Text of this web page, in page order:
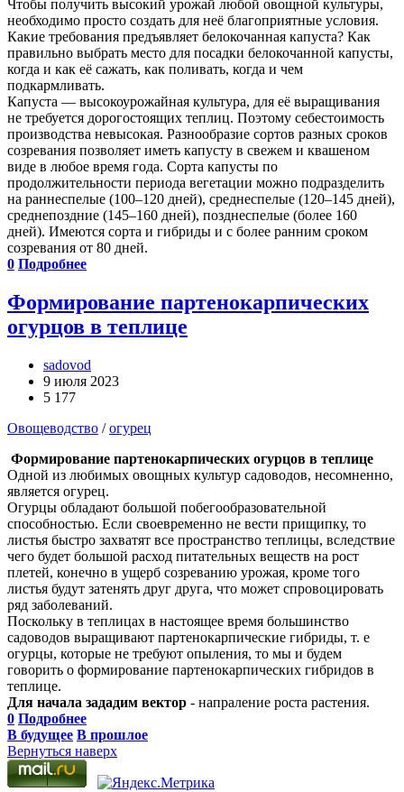
Чтобы получить высокий урожай любой овощной культуры,
необходимо просто создать для неё благоприятные условия.
Какие требования предъявляет белокочанная капуста? Как
правильно выбрать место для посадки белокочанной капусты,
когда и как её сажать, как поливать, когда и чем
подкармливать.
Капуста — высокоурожайная культура, для её выращивания
не требуется дорогостоящих теплиц. Поэтому себестоимость
производства невысокая. Разнообразие сортов разных сроков
созревания позволяет иметь капусту в свежем и квашеном
виде в любое время года. Сорта капусты по
продолжительности периода вегетации можно подразделить
на раннеспелые (100–120 дней), среднеспелые (120–145 дней),
среднепоздние (145–160 дней), позднеспелые (более 160
дней). Имеются сорта и гибриды и с более ранним сроком
созревания от 80 дней.
0 Подробнее
Формирование партенокарпических
огурцов в теплице
sadovod
9 июля 2023
5 177
Овощеводство /огурец
Формирование партенокарпических огурцов в теплице
Одной из любимых овощных культур садоводов, несомненно,
является огурец.
Огурцы обладают большой побегообразовательной
способностью. Если своевременно не вести прищипку, то
листья быстро захватят все пространство теплицы, вследствие
чего будет большой расход питательных веществ на рост
плетей, конечно в ущерб созреванию урожая, кроме того
листья будут затенять друг друга, что может спровоцировать
ряд заболеваний.
Поскольку в теплицах в настоящее время большинство
садоводов выращивают партенокарпические гибриды, т. е
огурцы, которые не требуют опыления, то мы и будем
говорить о формирование партенокарпических гибридов в
теплице.
Для начала зададим вектор - напраление роста растения.
0 Подробнее
В будущее В прошлое
Вернуться наверх